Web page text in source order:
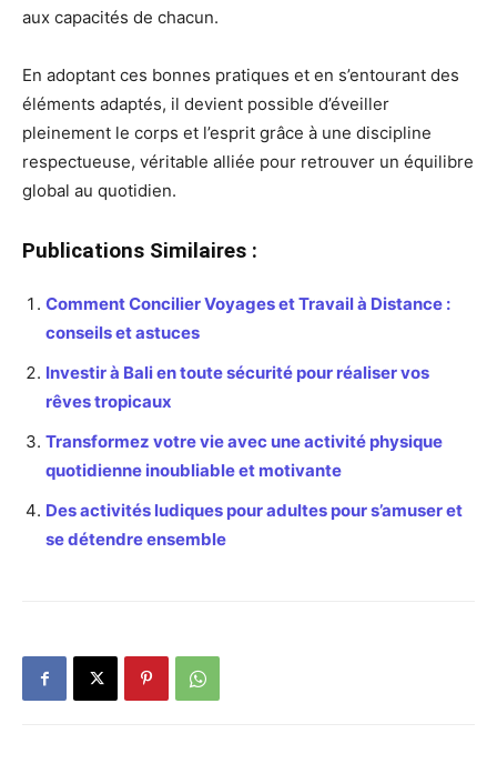
aux capacités de chacun.
En adoptant ces bonnes pratiques et en s’entourant des
éléments adaptés, il devient possible d’éveiller
pleinement le corps et l’esprit grâce à une discipline
respectueuse, véritable alliée pour retrouver un équilibre
global au quotidien.
Publications Similaires :
Comment Concilier Voyages et Travail à Distance :
conseils et astuces
Investir à Bali en toute sécurité pour réaliser vos
rêves tropicaux
Transformez votre vie avec une activité physique
quotidienne inoubliable et motivante
Des activités ludiques pour adultes pour s’amuser et
se détendre ensemble